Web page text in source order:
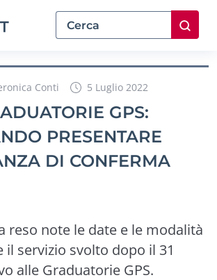
Conti 5 Luglio 2022
GPS:
PRESENTARE
DI CONFERMA
reso note le date e le modalità
il servizio svolto dopo il 31
alle Graduatorie GPS.